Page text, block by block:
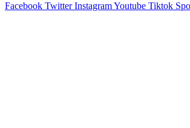
Facebook Twitter InstagramYoutube Tiktok